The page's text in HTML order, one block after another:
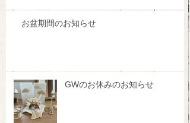
お盆期間のお知らせ
GWのお休みのお知らせ